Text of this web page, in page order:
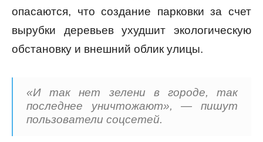
опасаются, что создание парковки за счет
вырубки деревьев ухудшит экологическую
обстановку и внешний облик улицы.
«И так нет зелени в городе, так
последнее уничтожают», — пишут
пользователи соцсетей.